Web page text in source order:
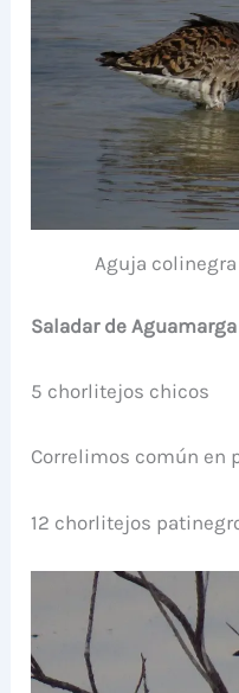
Aguja colinegra
Saladar de
5 chorlitejos chicos
Correlimos común en
12 chorlitejos